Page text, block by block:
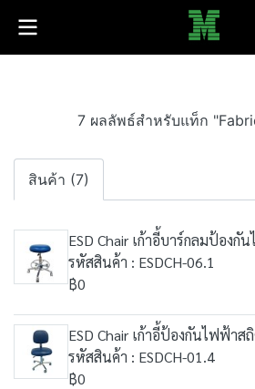
7 ผลลัพธ์สำหรับแท็ก
สินค้า (7)
ESD Chair เก้าอี้บาร์กลมป้องกั
รหัสสินค้า : ESDCH-06.1
฿0
ESD Chair เก้าอี้ป้องกันไฟฟ้าส
รหัสสินค้า : ESDCH-01.4
฿0